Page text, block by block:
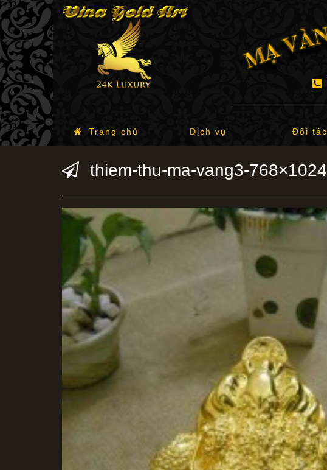
Trang chủ Dịch vụ Đối tác
thiem-thu-ma-vang3-768×1024